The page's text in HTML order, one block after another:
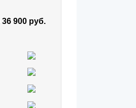
36 900 руб.